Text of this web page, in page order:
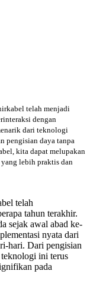
telah menjadi
dengan
dari teknologi
pengisian daya tanpa
kita dapat melupakan
lebih praktis dan
telah
tahun terakhir.
sejak awal abad ke-
nyata dari
hari. Dari pengisian
ini terus
pada